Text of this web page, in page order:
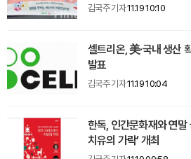
김국주 기자11.19 10:10
셀트리온, 美·국내 생산
발표
김국주 기자11.19 10:04
한독, 인간문화재와 연말
치유의 가락’ 개최